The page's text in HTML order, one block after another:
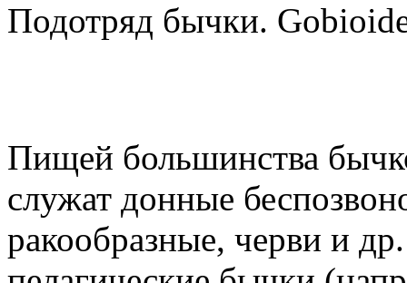
Подотряд бычки.
Пищей большинства
служат донные
ракообразные, черви и